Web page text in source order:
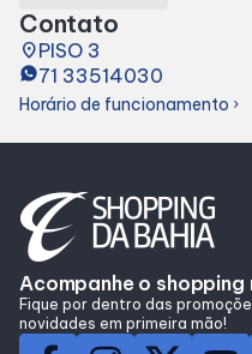
Fique por Dentro
Lojas e Restaurantes
Lojas
Alimentação
Compre Online
Contato
placePISO 3
71 33514030
Horário de funcionamento chevron_right
Acompanhe o shopping
Fique por dentro das
novidades em primeira mão!